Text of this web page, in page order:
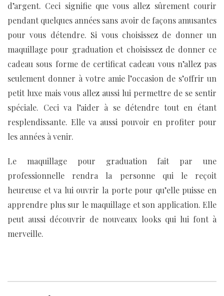
d’argent. Ceci signifie que vous allez sûrement courir
pendant quelques années sans avoir de façons amusantes
pour vous détendre. Si vous choisissez de donner un
maquillage pour graduation et choisissez de donner ce
cadeau sous forme de certificat cadeau vous n’allez pas
seulement donner à votre amie l’occasion de s’offrir un
petit luxe mais vous allez aussi lui permettre de se sentir
spéciale. Ceci va l’aider à se détendre tout en étant
resplendissante. Elle va aussi pouvoir en profiter pour
les années à venir.
Le maquillage pour graduation fait par une
professionnelle rendra la personne qui le reçoit
heureuse et va lui ouvrir la porte pour qu’elle puisse en
apprendre plus sur le maquillage et son application. Elle
peut aussi découvrir de nouveaux looks qui lui font à
merveille.